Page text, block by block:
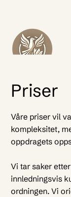
Priser
Våre priser vil
kompleksitet,
oppdragets
Vi tar saker
innledningsvis
ordningen. Vi